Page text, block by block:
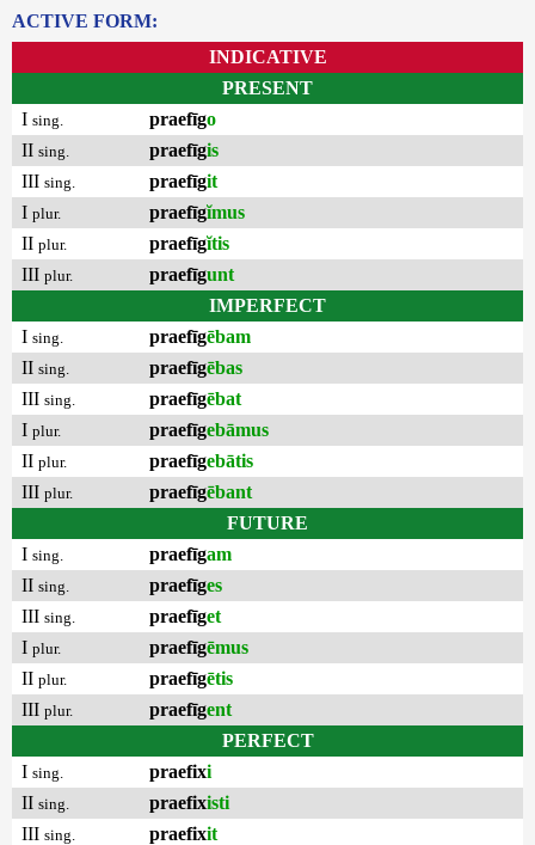
ACTIVE FORM:
INDICATIVE
PRESENT
I sing. praefīgo
II sing. praefīgis
III sing. praefīgit
I plur. praefīgĭmus
II plur. praefīgĭtis
III plur. praefīgunt
IMPERFECT
I sing. praefīgēbam
II sing. praefīgēbas
III sing. praefīgēbat
I plur. praefīgebāmus
II plur. praefīgebātis
III plur. praefīgēbant
FUTURE
I sing. praefīgam
II sing. praefīges
III sing. praefīget
I plur. praefīgēmus
II plur. praefīgētis
III plur. praefīgent
PERFECT
I sing. praefixi
II sing. praefixisti
III sing. praefixit